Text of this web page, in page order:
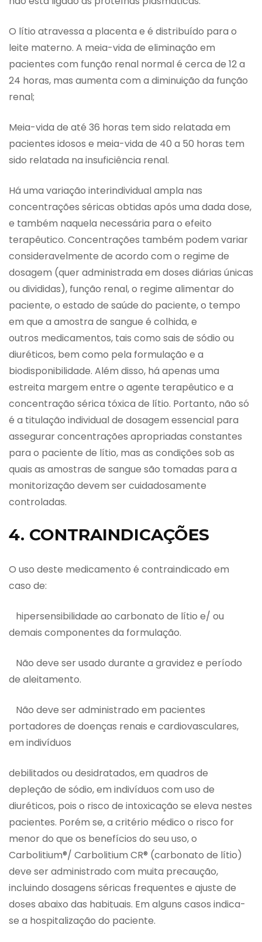
O lítio atravessa a placenta e é distribuído para o
leite materno. A meia-vida de eliminação em
pacientes com função renal normal é cerca de 12 a
24 horas, mas aumenta com a diminuição da função
renal;
Meia-vida de até 36 horas tem sido relatada em
pacientes idosos e meia-vida de 40 a 50 horas tem
sido relatada na insuficiência renal.
Há uma variação interindividual ampla nas
concentrações séricas obtidas após uma dada dose,
e também naquela necessária para o efeito
terapêutico. Concentrações também podem variar
consideravelmente de acordo com o regime de
dosagem (quer administrada em doses diárias únicas
ou divididas), função renal, o regime alimentar do
paciente, o estado de saúde do paciente, o tempo
em que a amostra de sangue é colhida, e
outros medicamentos, tais como sais de sódio ou
diuréticos, bem como pela formulação e a
biodisponibilidade. Além disso, há apenas uma
estreita margem entre o agente terapêutico e a
concentração sérica tóxica de lítio. Portanto, não só
é a titulação individual de dosagem essencial para
assegurar concentrações apropriadas constantes
para o paciente de lítio, mas as condições sob as
quais as amostras de sangue são tomadas para a
monitorização devem ser cuidadosamente
controladas.
4. CONTRAINDICAÇÕES
O uso deste medicamento é contraindicado em
caso de:
hipersensibilidade ao carbonato de lítio e/ ou
demais componentes da formulação.
Não deve ser usado durante a gravidez e período
de aleitamento.
Não deve ser administrado em pacientes
portadores de doenças renais e cardiovasculares,
em indivíduos
debilitados ou desidratados, em quadros de
depleção de sódio, em indivíduos com uso de
diuréticos, pois o risco de intoxicação se eleva nestes
pacientes. Porém se, a critério médico o risco for
menor do que os benefícios do seu uso, o
Carbolitium®/ Carbolitium CR® (carbonato de lítio)
deve ser administrado com muita precaução,
incluindo dosagens séricas frequentes e ajuste de
doses abaixo das habituais. Em alguns casos indica-
se a hospitalização do paciente.